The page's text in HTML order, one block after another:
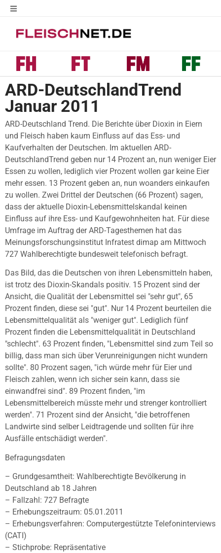
ARD-DeutschlandTrend
Januar 2011
ARD-Deutschland Trend. Die Berichte über Dioxin in Eiern
und Fleisch haben kaum Einfluss auf das Ess- und
Kaufverhalten der Deutschen. Im aktuellen ARD-
DeutschlandTrend geben nur 14 Prozent an, nun weniger Eier
Essen zu wollen, lediglich vier Prozent wollen gar keine Eier
mehr essen. 13 Prozent geben an, nun woanders einkaufen
zu wollen. Zwei Drittel der Deutschen (66 Prozent) sagen,
dass der aktuelle Dioxin-Lebensmittelskandal keinen
Einfluss auf ihre Ess- und Kaufgewohnheiten hat. Für diese
Umfrage im Auftrag der ARD-Tagesthemen hat das
Meinungsforschungsinstitut Infratest dimap am Mittwoch
727 Wahlberechtigte bundesweit telefonisch befragt.
Das Bild, das die Deutschen von ihren Lebensmitteln haben,
ist trotz des Dioxin-Skandals positiv. 15 Prozent sind der
Ansicht, die Qualität der Lebensmittel sei "sehr gut", 65
Prozent finden, diese sei "gut". Nur 14 Prozent beurteilen die
Lebensmittelqualität als "weniger gut". Lediglich fünf
Prozent finden die Lebensmittelqualität in Deutschland
"schlecht". 63 Prozent finden, "Lebensmittel sind zum Teil so
billig, dass man sich über Verunreinigungen nicht wundern
sollte". 80 Prozent sagen, "ich würde mehr für Eier und
Fleisch zahlen, wenn ich sicher sein kann, dass sie
einwandfrei sind". 89 Prozent finden, "im
Lebensmittelbereich müsste mehr und strenger kontrolliert
werden". 71 Prozent sind der Ansicht, "die betroffenen
Landwirte sind selber Leidtragende und sollten für ihre
Ausfälle entschädigt werden".
Befragungsdaten
– Grundgesamtheit: Wahlberechtigte Bevölkerung in
Deutschland ab 18 Jahren
– Fallzahl: 727 Befragte
– Erhebungszeitraum: 05.01.2011
– Erhebungsverfahren: Computergestützte Telefoninterviews
(CATI)
– Stichprobe: Repräsentative